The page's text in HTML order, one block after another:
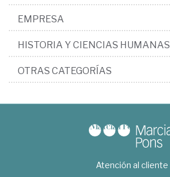
EMPRESA
HISTORIA Y CIENCIAS HUMANAS
OTRAS CATEGORÍAS
Atención al cliente